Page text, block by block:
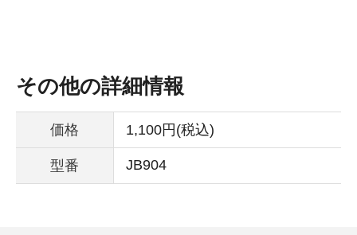
その他の詳細情報
価格 1,100円(税込)
型番 JB904